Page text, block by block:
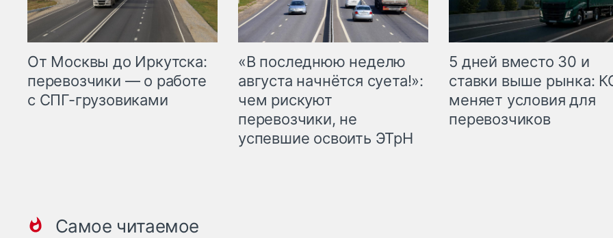
От Москвы до Иркутска:
перевозчики — о работе
с СПГ-грузовиками
«В последнюю неделю
августа начнётся суета!»:
чем рискуют
перевозчики, не
успевшие освоить ЭТрН
5 дней вместо 30 и
ставки выше рынка:
меняет условия для
перевозчиков
Самое читаемое